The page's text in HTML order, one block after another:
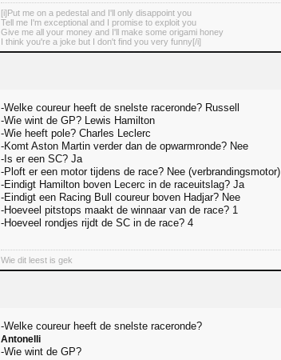
[i]Put me on a pedestal and I'll only disappoint you
Tell me I'm exceptional and I promise to exploit you
Give me all your money and I'll make some origami honey
I think you're a joke but I don't find you very funny[/i]
-Welke coureur heeft de snelste raceronde? Russell
-Wie wint de GP? Lewis Hamilton
-Wie heeft pole? Charles Leclerc
-Komt Aston Martin verder dan de opwarmronde? Nee
-Is er een SC? Ja
-Ploft er een motor tijdens de race? Nee (verbrandingsmotor)
-Eindigt Hamilton boven Lecerc in de raceuitslag? Ja
-Eindigt een Racing Bull coureur boven Hadjar? Nee
-Hoeveel pitstops maakt de winnaar van de race? 1
-Hoeveel rondjes rijdt de SC in de race? 4
Wie dit leest is gek
-Welke coureur heeft de snelste raceronde?
Antonelli
-Wie wint de GP?